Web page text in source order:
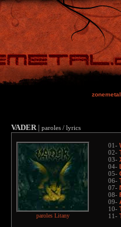
zonemetal
VADER| paroles / lyrics
paroles Litany
01-
02-
03-
04-
05-
06-
07-
08-
09-
10-
11-